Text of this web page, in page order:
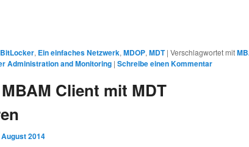
BitLocker, Ein einfaches Netzwerk, MDOP, MDT | Verschlagwortet mit
Administration and Monitoring | Schreibe einen Kommentar
Client mit MDT
August 2014